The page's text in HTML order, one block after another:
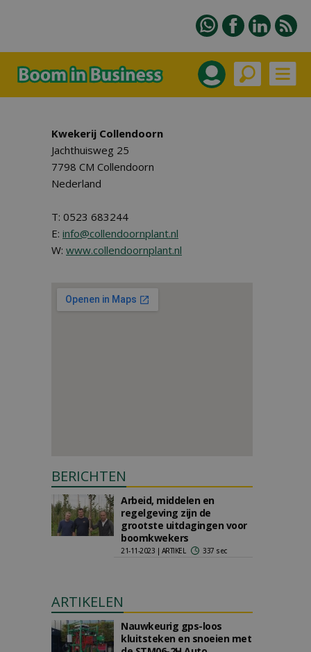
Kwekerij Collendoorn
Jachthuisweg 25
7798 CM Collendoorn
Nederland
T: 0523 683244
E: info@collendoornplant.nl
W: www.collendoornplant.nl
BERICHTEN
Arbeid, middelen en
regelgeving zijn de
grootste uitdagingen voor
boomkwekers
21-11-2023 | ARTIKEL 337 sec
ARTIKELEN
Nauwkeurig gps-loos
kluitsteken en snoeien met